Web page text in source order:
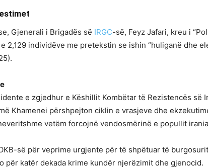
Gjenerali i Brigadës së IRGC-së, Feyz Jafari, kreu i
2,129 individëve me pretekstin se ishin “huliganë dhe
e zgjedhur e Këshillit Kombëtar të Rezistencës së
Khamenei përshpejton ciklin e vrasjeve dhe
vetëm forcojnë vendosmërinë e popullit
së për veprime urgjente për të shpëtuar të
për katër dekada krime kundër njerëzimit dhe gjenocid.